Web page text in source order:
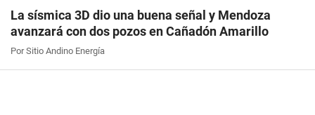
La sísmica 3D dio una buena señal y Mendoza
avanzará con dos pozos en Cañadón Amarillo
Por Sitio Andino Energía